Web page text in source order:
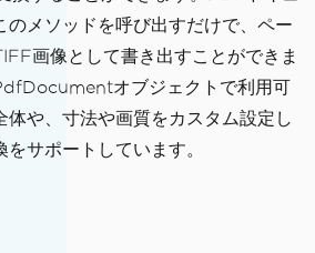
のメソッドを呼び出すだけで、ペー
画像として書き出すことができま
オブジェクトで利用可
体や、寸法や画質をカスタム設定し
サポートしています。